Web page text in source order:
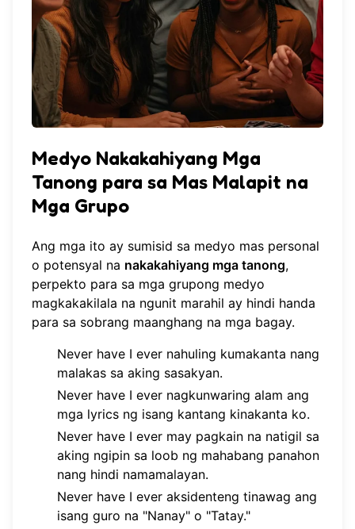
Medyo Nakakahiyang Mga
Tanong para sa Mas Malapit na
Mga Grupo
Ang mga ito ay sumisid sa medyo mas personal
o potensyal na nakakahiyang mga tanong,
perpekto para sa mga grupong medyo
magkakakilala na ngunit marahil ay hindi handa
para sa sobrang maanghang na mga bagay.
Never have I ever nahuling kumakanta nang
malakas sa aking sasakyan.
Never have I ever nagkunwaring alam ang
mga lyrics ng isang kantang kinakanta ko.
Never have I ever may pagkain na natigil sa
aking ngipin sa loob ng mahabang panahon
nang hindi namamalayan.
Never have I ever aksidenteng tinawag ang
isang guro na "Nanay" o "Tatay."